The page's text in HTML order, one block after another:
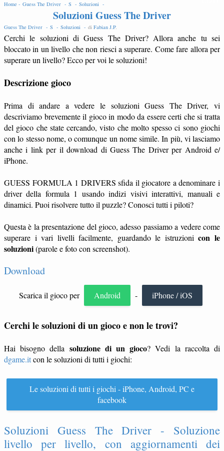
Home - Guess The Driver - S - Soluzioni -
Soluzioni Guess The Driver
Guess The Driver - S - Soluzioni - di Fabian J.P.
Cerchi le soluzioni di Guess The Driver? Allora anche tu sei
bloccato in un livello che non riesci a superare. Come fare allora per
superare un livello? Ecco per voi le soluzioni!
Descrizione gioco
Prima di andare a vedere le soluzioni Guess The Driver, vi
descriviamo brevemente il gioco in modo da essere certi che si tratta
del gioco che state cercando, visto che molto spesso ci sono giochi
con lo stesso nome, o comunque un nome simile. In più, vi lasciamo
anche i link per il download di Guess The Driver per Android e/
iPhone.
GUESS FORMULA 1 DRIVERS sfida il giocatore a denominare i
driver della formula 1 usando indizi visivi interattivi, manuali e
dinamici. Puoi risolvere tutto il puzzle? Conosci tutti i piloti?
Questa è la presentazione del gioco, adesso passiamo a vedere come
superare i vari livelli facilmente, guardando le istruzionicon le
soluzioni(parole e foto con screenshot).
Download
Scarica il gioco per Android - iPhone / iOS
Cerchi le soluzioni di un gioco e non le trovi?
Hai bisogno della soluzione di un gioco? Vedi la raccolta di
dgame.itcon le soluzioni di tutti i giochi:
Le soluzioni di tutti i giochi - iPhone, Android, PC e
facebook
Soluzioni Guess The Driver - Soluzione
livello per livello, con aggiornamenti dei